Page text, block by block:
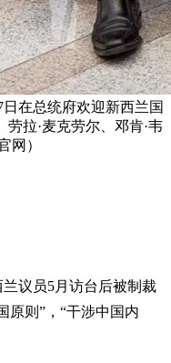
在总统府欢迎新西兰国
拉·麦克劳尔、邓肯·韦
网）
议员5月访台后被制裁
原则”，“干涉中国内